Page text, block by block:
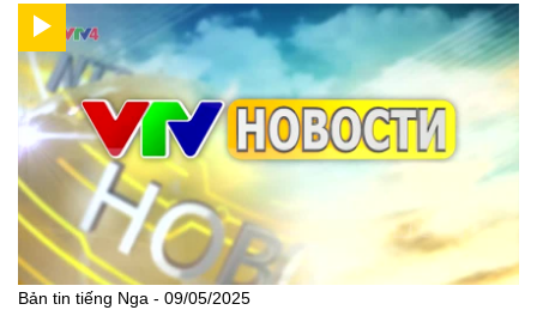
Bản tin tiếng Nga - 09/05/2025